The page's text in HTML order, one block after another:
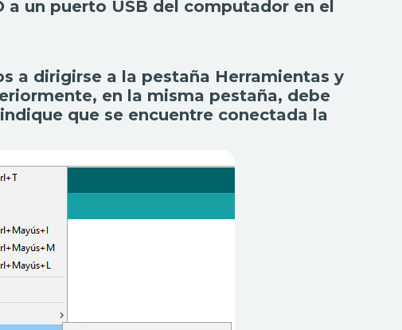
un puerto USB del computador en el
a dirigirse a la pestaña Herramientas y
en la misma pestaña, debe
que se encuentre conectada la